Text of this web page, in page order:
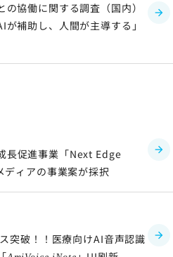
の協働に関する調査（国内）
補助し、人間が主導する」
長促進事業「Next Edge
ィアの事業案が採択
突破！！医療向けAI音声認識